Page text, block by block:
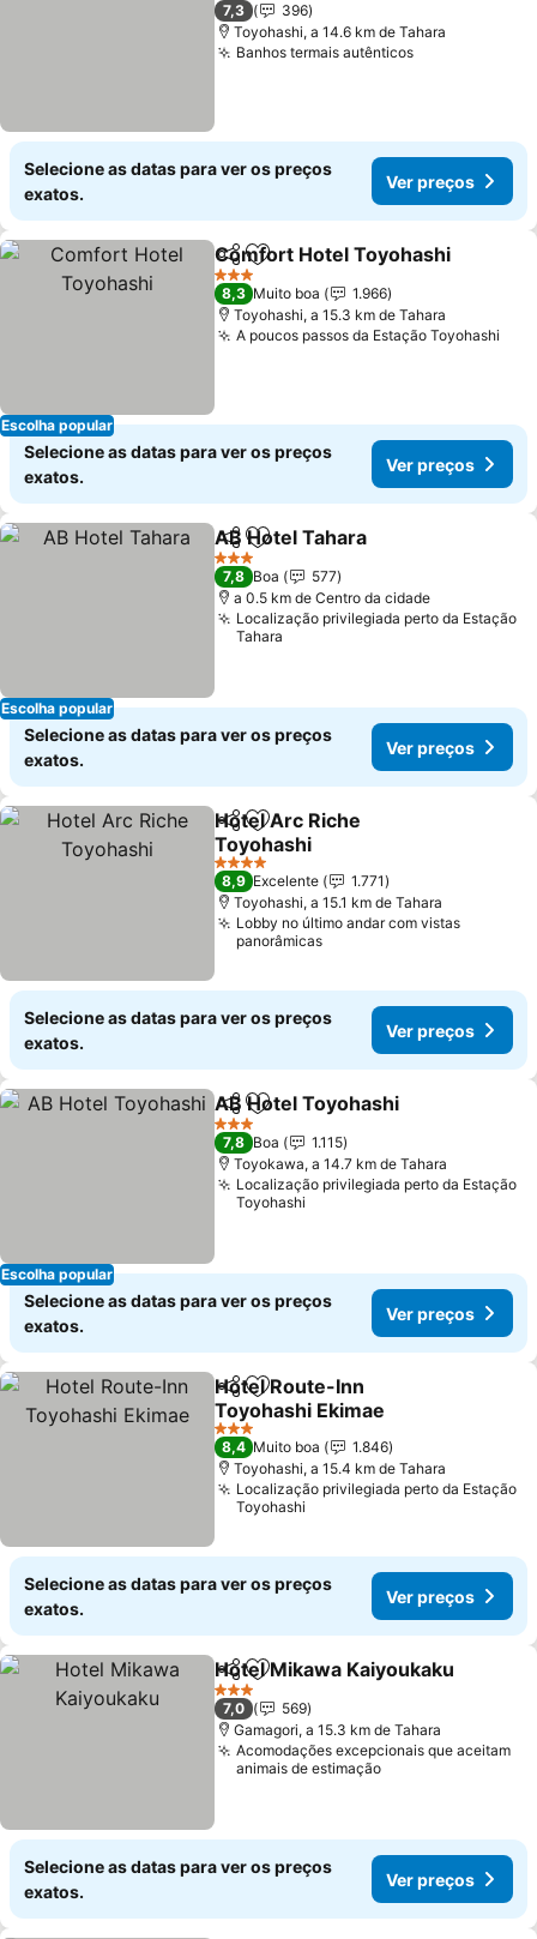
7,3
396
Toyohashi, a 14.6 km de Tahara
Banhos termais autênticos
Selecione as datas para ver os preços
exatos.
Ver preços
Escolha popular
PartilharAdicionar aos favoritos
Comfort Hotel Toyohashi
3 Estrelas
8,3 Muito boa
1.966
Toyohashi, a 15.3 km de Tahara
A poucos passos da Estação Toyohashi
Selecione as datas para ver os preços
exatos.
Ver preços
Escolha popular
PartilharAdicionar aos favoritos
AB Hotel Tahara
3 Estrelas
7,8 Boa
577
a 0.5 km de Centro da cidade
Localização privilegiada perto da Estação
Tahara
Selecione as datas para ver os preços
exatos.
Ver preços
PartilharAdicionar aos favoritos
Hotel Arc Riche
Toyohashi
4 Estrelas
8,9 Excelente
1.771
Toyohashi, a 15.1 km de Tahara
Lobby no último andar com vistas
panorâmicas
Selecione as datas para ver os preços
exatos.
Ver preços
Escolha popular
PartilharAdicionar aos favoritos
AB Hotel Toyohashi
3 Estrelas
7,8 Boa
1.115
Toyokawa, a 14.7 km de Tahara
Localização privilegiada perto da Estação
Toyohashi
Selecione as datas para ver os preços
exatos.
Ver preços
PartilharAdicionar aos favoritos
Hotel Route-Inn
Toyohashi Ekimae
3 Estrelas
8,4 Muito boa
1.846
Toyohashi, a 15.4 km de Tahara
Localização privilegiada perto da Estação
Toyohashi
Selecione as datas para ver os preços
exatos.
Ver preços
PartilharAdicionar aos favoritos
Hotel Mikawa Kaiyoukaku
3 Estrelas
7,0
569
Gamagori, a 15.3 km de Tahara
Acomodações excepcionais que aceitam
animais de estimação
Selecione as datas para ver os preços
exatos.
Ver preços